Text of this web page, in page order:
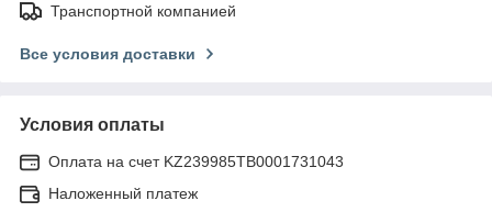
Транспортной компанией
Все условия доставки
Условия оплаты
Оплата на счет KZ239985TB0001731043
Наложенный платеж